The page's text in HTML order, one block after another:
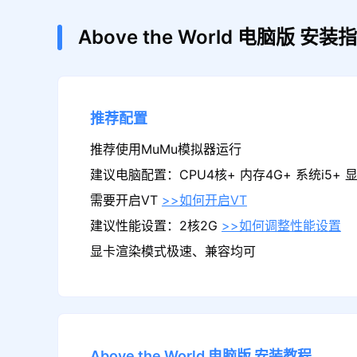
Above the World 电脑版 安装
推荐配置
推荐使用MuMu模拟器运行
建议电脑配置：CPU4核+ 内存4G+ 系统i5+
需要开启VT >>如何开启VT
建议性能设置：2核2G >>如何调整性能设置
显卡渲染模式极速、兼容均可